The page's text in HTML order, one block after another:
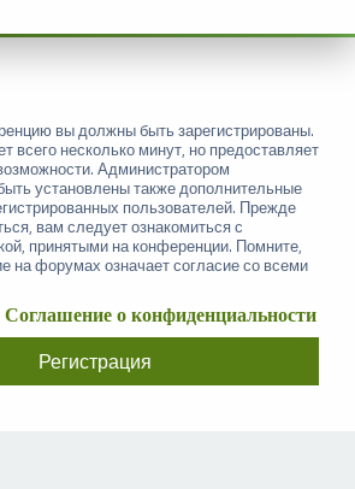
вы должны быть зарегистрированы.
всего несколько минут, но предоставляет
Администратором
установлены также дополнительные
пользователей. Прежде
вам следует ознакомиться с
принятыми на конференции. Помните,
на форумах означает согласие со всеми
Соглашение о конфиденциальности
Регистрация